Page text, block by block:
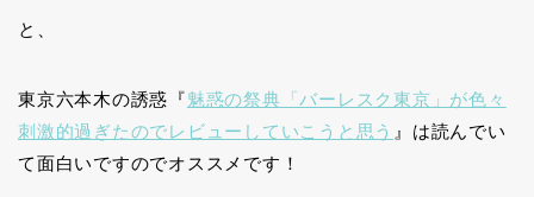
と、
東京六本木の誘惑『魅惑の祭典「バーレスク東京」が色々
刺激的過ぎたのでレビューしていこうと思う 』は読んでい
て面白いですのでオススメです！